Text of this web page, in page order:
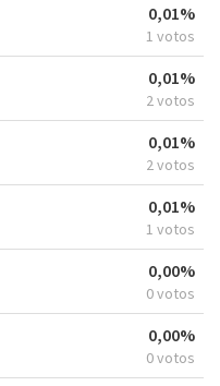
0,01%
1 votos
0,01%
2 votos
0,01%
2 votos
0,01%
1 votos
0,00%
0 votos
0,00%
0 votos